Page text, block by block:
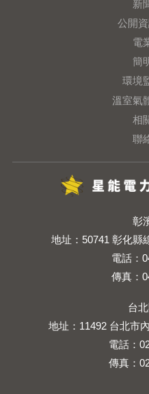
新
公開
電
簡
環境
溫室氣
相
聯
彰
地址： 50741 彰化縣
電話：
傳真：
台
地址： 11492 台北市
電話：
傳真：